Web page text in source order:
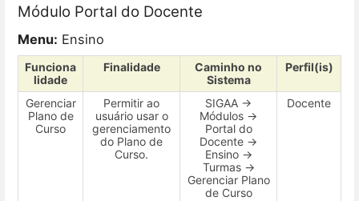
Módulo Portal do Docente
Menu: Ensino
Funciona
lidade
Finalidade
Caminho no
Sistema
Perfil(is)
Gerenciar
Plano de
Curso
Permitir ao
usuário usar o
gerenciamento
do Plano de
Curso.
SIGAA →
Módulos →
Portal do
Docente →
Ensino →
Turmas →
Gerenciar Plano
de Curso
Docente